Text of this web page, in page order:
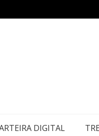
ou Falecimento
DIGITAL